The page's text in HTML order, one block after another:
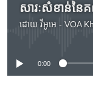
ដោយវីអូអេ - VOA
0:00